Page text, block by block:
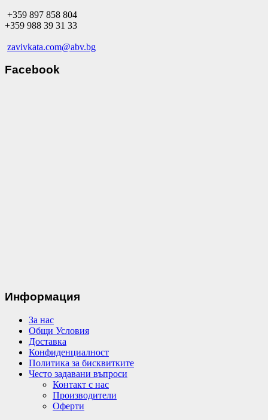
+359 897 858 804
+359 988 39 31 33
zavivkata.com@abv.bg
Facebook
Информация
За нас
Общи Условия
Доставка
Конфиденциалност
Политика за бисквитките
Често задавани въпроси
Контакт с нас
Производители
Оферти